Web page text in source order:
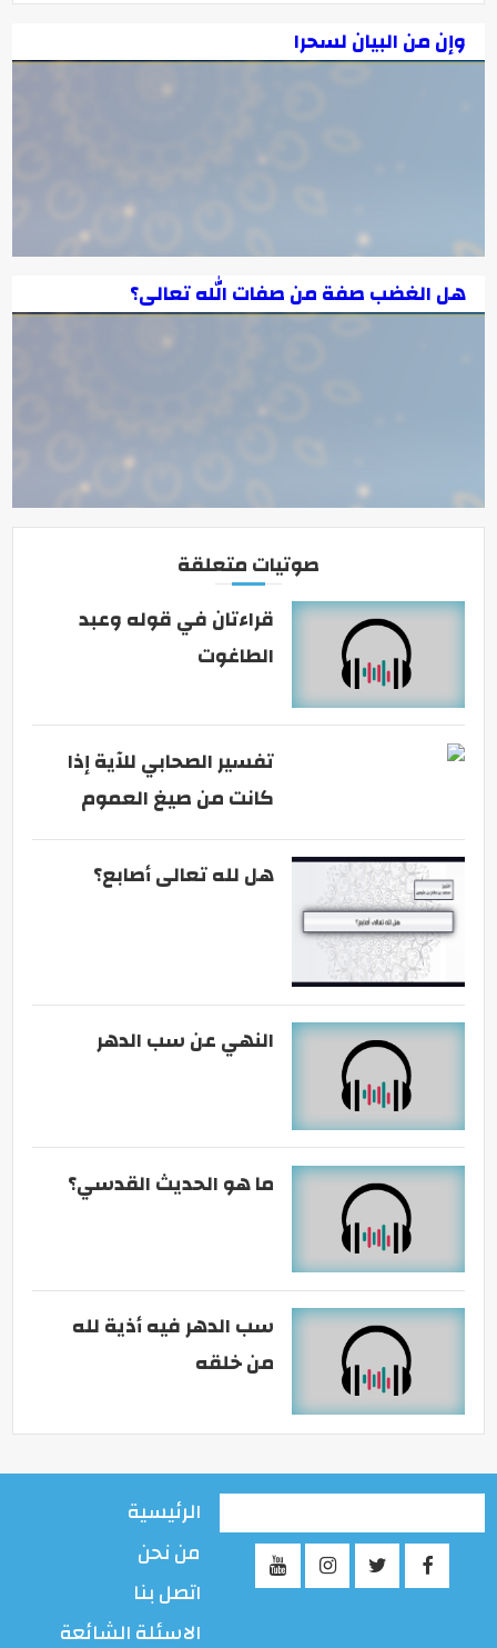
وإن من البيان لسحرا
هل الغضب صفة من صفات الله تعالى؟
صوتيات متعلقة
قراءتان في قوله وعبد
الطاغوت
تفسير الصحابي للآية إذا
كانت من صيغ العموم
هل لله تعالى أصابع؟
النهي عن سب الدهر
ما هو الحديث القدسي؟
سب الدهر فيه أذية لله
من خلقه
الرئيسية
من نحن
اتصل بنا
الاسئلة الشائعة